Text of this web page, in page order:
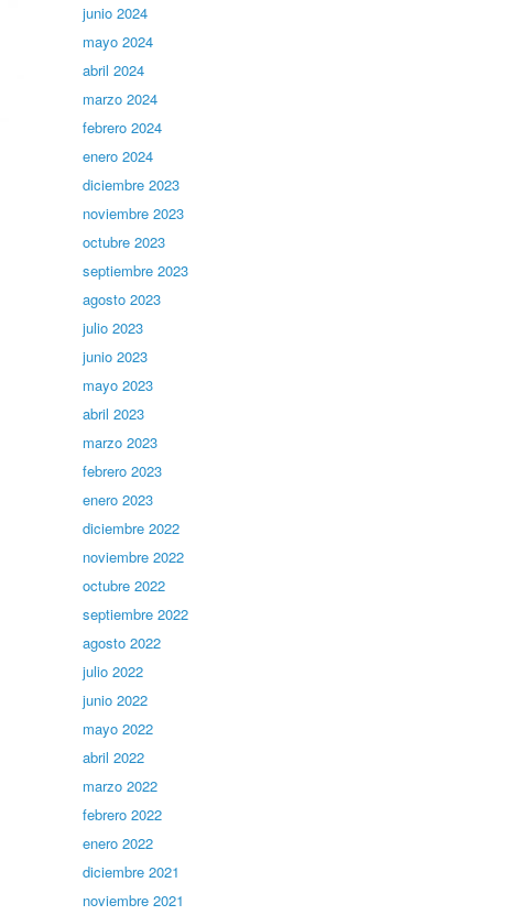
junio 2024
mayo 2024
abril 2024
marzo 2024
febrero 2024
enero 2024
diciembre 2023
noviembre 2023
octubre 2023
septiembre 2023
agosto 2023
julio 2023
junio 2023
mayo 2023
abril 2023
marzo 2023
febrero 2023
enero 2023
diciembre 2022
noviembre 2022
octubre 2022
septiembre 2022
agosto 2022
julio 2022
junio 2022
mayo 2022
abril 2022
marzo 2022
febrero 2022
enero 2022
diciembre 2021
noviembre 2021